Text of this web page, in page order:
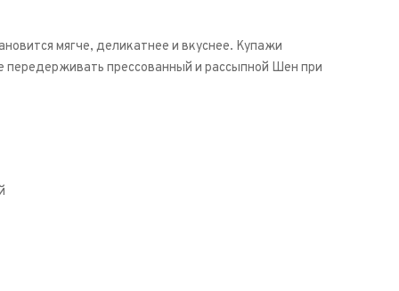
мягче, деликатнее и вкуснее. Купажи
прессованный и рассыпной Шен при